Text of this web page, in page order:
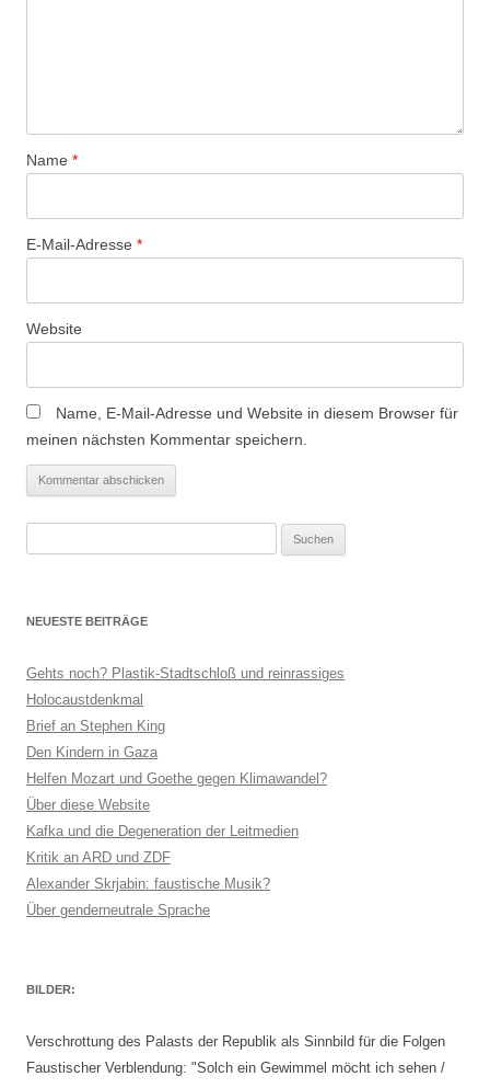
Name *
E-Mail-Adresse *
Website
Name, E-Mail-Adresse und Website in diesem Browser für
meinen nächsten Kommentar speichern.
NEUESTE BEITRÄGE
Gehts noch? Plastik-Stadtschloß und reinrassiges
Holocaustdenkmal
Brief an Stephen King
Den Kindern in Gaza
Helfen Mozart und Goethe gegen Klimawandel?
Über diese Website
Kafka und die Degeneration der Leitmedien
Kritik an ARD und ZDF
Alexander Skrjabin: faustische Musik?
Über genderneutrale Sprache
BILDER:
Verschrottung des Palasts der Republik als Sinnbild für die Folgen
Faustischer Verblendung: "Solch ein Gewimmel möcht ich sehen /